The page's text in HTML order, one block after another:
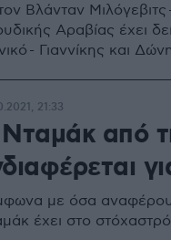
Βλάνταν
Αραβίας έχει
- Γιαννίκης και
από
με όσα
έχει στο
21:33